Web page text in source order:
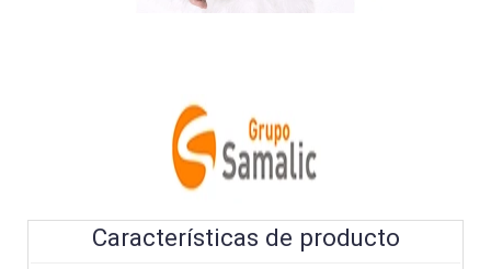
Características de producto